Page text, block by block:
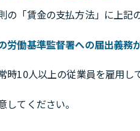
の「賃金の支払方法」に上記
労働基準監督署への届出義
時10人以上の従業員を雇用
てください。